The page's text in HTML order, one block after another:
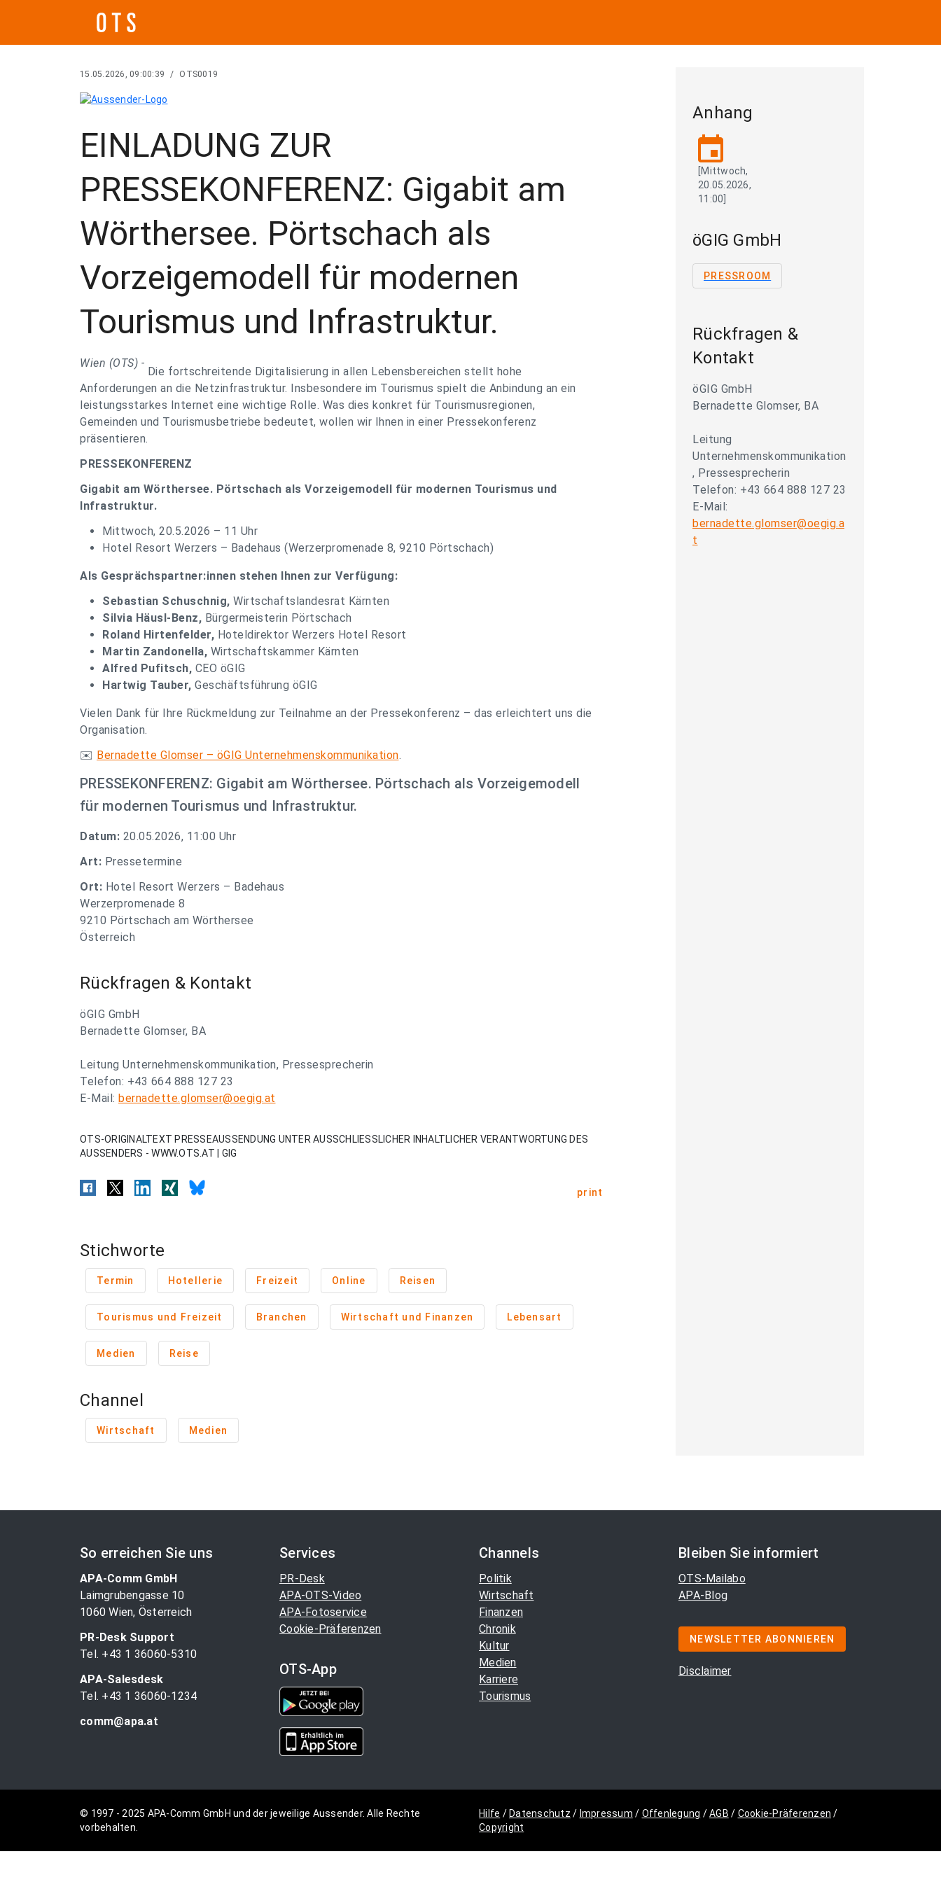
15.05.2026, 09:00:39 / OTS0019
EINLADUNG ZUR
PRESSEKONFERENZ: Gigabit am
Wörthersee. Pörtschach als
Vorzeigemodell für modernen
Tourismus und Infrastruktur.
Wien (OTS) -
Die fortschreitende Digitalisierung in allen Lebensbereichen stellt hohe
Anforderungen an die Netzinfrastruktur. Insbesondere im Tourismus spielt die Anbindung an ein
leistungsstarkes Internet eine wichtige Rolle. Was dies konkret für Tourismusregionen,
Gemeinden und Tourismusbetriebe bedeutet, wollen wir Ihnen in einer Pressekonferenz
präsentieren.
PRESSEKONFERENZ
Gigabit am Wörthersee. Pörtschach als Vorzeigemodell für modernen Tourismus und
Infrastruktur.
Mittwoch, 20.5.2026 – 11 Uhr
Hotel Resort Werzers – Badehaus (Werzerpromenade 8, 9210 Pörtschach)
Als Gesprächspartner:innen stehen Ihnen zur Verfügung:
Sebastian Schuschnig, Wirtschaftslandesrat Kärnten
Silvia Häusl-Benz, Bürgermeisterin Pörtschach
Roland Hirtenfelder, Hoteldirektor Werzers Hotel Resort
Martin Zandonella, Wirtschaftskammer Kärnten
Alfred Pufitsch, CEO öGIG
Hartwig Tauber, Geschäftsführung öGIG
Vielen Dank für Ihre Rückmeldung zur Teilnahme an der Pressekonferenz – das erleichtert uns die
Organisation.
✉️ Bernadette Glomser – öGIG Unternehmenskommunikation.
PRESSEKONFERENZ: Gigabit am Wörthersee. Pörtschach als Vorzeigemodell
für modernen Tourismus und Infrastruktur.
Datum: 20.05.2026, 11:00 Uhr
Art: Pressetermine
Ort: Hotel Resort Werzers – Badehaus
Werzerpromenade 8
9210 Pörtschach am Wörthersee
Österreich
Rückfragen & Kontakt
öGIG GmbH
Bernadette Glomser, BA
Leitung Unternehmenskommunikation, Pressesprecherin
Telefon: +43 664 888 127 23
E-Mail: bernadette.glomser@oegig.at
OTS-ORIGINALTEXT PRESSEAUSSENDUNG UNTER AUSSCHLIESSLICHER INHALTLICHER VERANTWORTUNG DES
AUSSENDERS - WWW.OTS.AT | GIG
print
Stichworte
Termin Hotellerie Freizeit Online Reisen
Tourismus und Freizeit Branchen Wirtschaft und Finanzen Lebensart
Medien Reise
Channel
Wirtschaft Medien
Anhang
event
[Mittwoch,
20.05.2026,
11:00]
öGIG GmbH
PRESSROOM
Rückfragen &
Kontakt
öGIG GmbH
Bernadette Glomser, BA
Leitung
Unternehmenskommunikation
, Pressesprecherin
Telefon: +43 664 888 127 23
E-Mail:
bernadette.glomser@oegig.a
t
So erreichen Sie uns
APA-Comm GmbH
Laimgrubengasse 10
1060 Wien, Österreich
PR-Desk Support
Tel. +43 1 36060-5310
APA-Salesdesk
Tel. +43 1 36060-1234
comm@apa.at
Services
PR-Desk
APA-OTS-Video
APA-Fotoservice
Cookie-Präferenzen
OTS-App
Channels
Politik
Wirtschaft
Finanzen
Chronik
Kultur
Medien
Karriere
Tourismus
Bleiben Sie informiert
OTS-Mailabo
APA-Blog
NEWSLETTER ABONNIEREN
Disclaimer
© 1997 - 2025 APA-Comm GmbH und der jeweilige Aussender. Alle Rechte
vorbehalten.
Hilfe / Datenschutz / Impressum / Offenlegung /AGB / Cookie-Präferenzen /
Copyright